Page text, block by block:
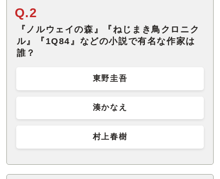
Q.2
『ノルウェイの森』『ねじまき鳥クロニク
ル』『1Q84』などの小説で有名な作家は
誰？
東野圭吾
湊かなえ
村上春樹